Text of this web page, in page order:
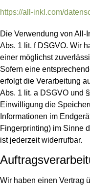
https://all-inkl.com/
Die Verwendung von All-
Abs. 1 lit. f DSGVO. Wir
einer möglichst
Sofern eine
erfolgt die Verarbeitung
Abs. 1 lit. a DSGVO und
Einwilligung die
Informationen im
Fingerprinting) im Sinne
ist jederzeit widerrufbar.
Wir haben einen Vertrag